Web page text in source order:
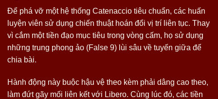
Để phá vỡ một hệ thống Catenaccio tiêu chuẩn, các huấn
luyện viên sử dụng chiến thuật hoán đổi vị trí liên tục. Thay
vì cắm một tiền đạo mục tiêu trong vòng cấm, họ sử dụng
những trung phong ảo (False 9) lùi sâu về tuyến giữa để
chia bài.
Hành động này buộc hậu vệ theo kèm phải dâng cao theo,
làm đứt gãy mối liên kết với Libero. Cùng lúc đó, các tiền